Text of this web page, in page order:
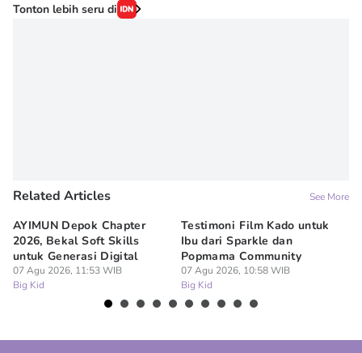
Tonton lebih seru di
Related Articles See More
AYIMUN Depok Chapter
2026, Bekal Soft Skills
untuk Generasi Digital
07 Agu 2026, 11:53 WIB
Big Kid
Testimoni Film Kado untuk
Ibu dari Sparkle dan
Popmama Community
07 Agu 2026, 10:58 WIB
Big Kid